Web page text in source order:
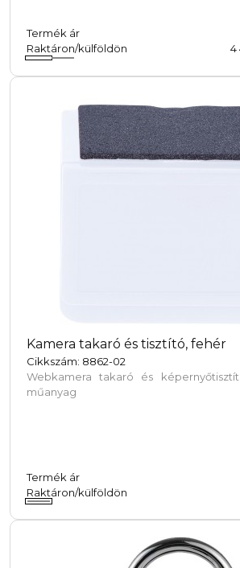
Termék ár
Raktáron/külföldön
4
Kamera takaró és tisztító, fehér
Cikkszám: 8862-02
Webkamera takaró és
műanyag
Termék ár
Raktáron/külföldön